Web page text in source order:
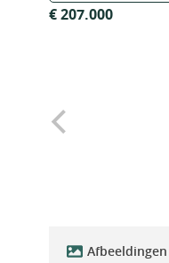
€ 207.000
Afbeeldingen